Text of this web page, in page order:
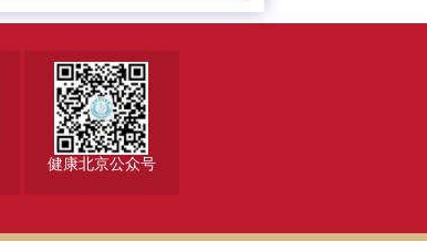
健康北京公众号